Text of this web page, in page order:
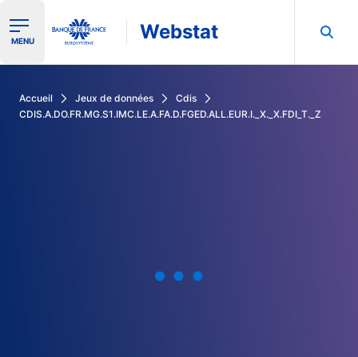
Ouvrir le menu de navigation
MENU Webstat
Accueil Jeux de données
Cdis
CDIS.A.DO.FR.MG.S1.IMC.LE.A.FA.D.FGED.ALL.EUR.I._X._X.FDI_T._Z